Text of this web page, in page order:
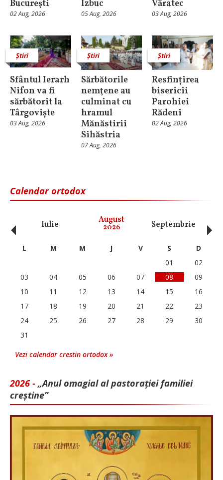
Bucureşti
02 Aug, 2026
Izbuc
05 Aug, 2026
Văratec
03 Aug, 2026
Știri
Sfântul Ierarh
Nifon va fi
sărbătorit la
Târgoviște
03 Aug, 2026
Știri
Sărbătorile
nemţene au
culminat cu
hramul
Mănăstirii
Sihăstria
07 Aug, 2026
Știri
Resfințirea
bisericii
Parohiei
Rădeni
02 Aug, 2026
Calendar ortodox
Iulie August
2026 Septembrie
‹ L M M J V S
D
01
02
03
04 05 06 07 08
09
10
11 12 13 14 15
16
17
18 19 20 21 22
23
24
25 26 27 28 29
30
31
Vezi calendar crestin ortodox »
2026 - „Anul omagial al pastorației familiei
creștine”